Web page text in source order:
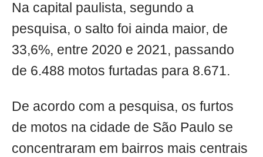
Na capital paulista, segundo a
pesquisa, o salto foi ainda maior, de
33,6%, entre 2020 e 2021, passando
de 6.488 motos furtadas para 8.671.
De acordo com a pesquisa, os furtos
de motos na cidade de São Paulo se
concentraram em bairros mais centrais